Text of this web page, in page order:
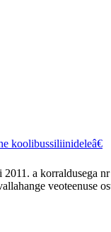
koolibussiliinideleâ€
a korraldusega
veoteenuse